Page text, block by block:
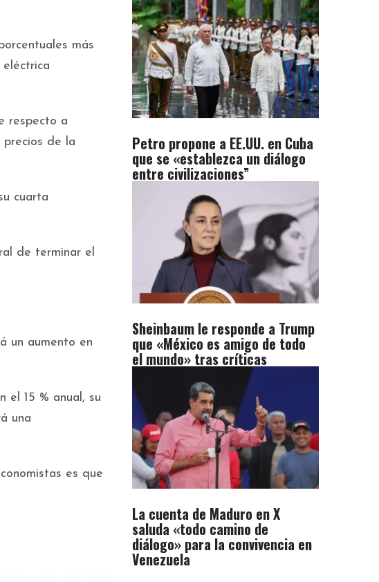
más
respecto a
de la
cuarta
de terminar el
un aumento en
el 15 % anual, su
una
es que
Petro propone a EE.UU. en Cuba
que se «establezca un diálogo
entre civilizaciones”
Sheinbaum le responde a Trump
que «México es amigo de todo
el mundo» tras críticas
La cuenta de Maduro en X
saluda «todo camino de
diálogo» para la convivencia en
Venezuela